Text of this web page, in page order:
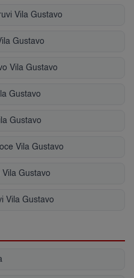
Vila Gustavo
Gustavo
Vila Gustavo
Gustavo
Gustavo
Vila Gustavo
Gustavo
Vila Gustavo